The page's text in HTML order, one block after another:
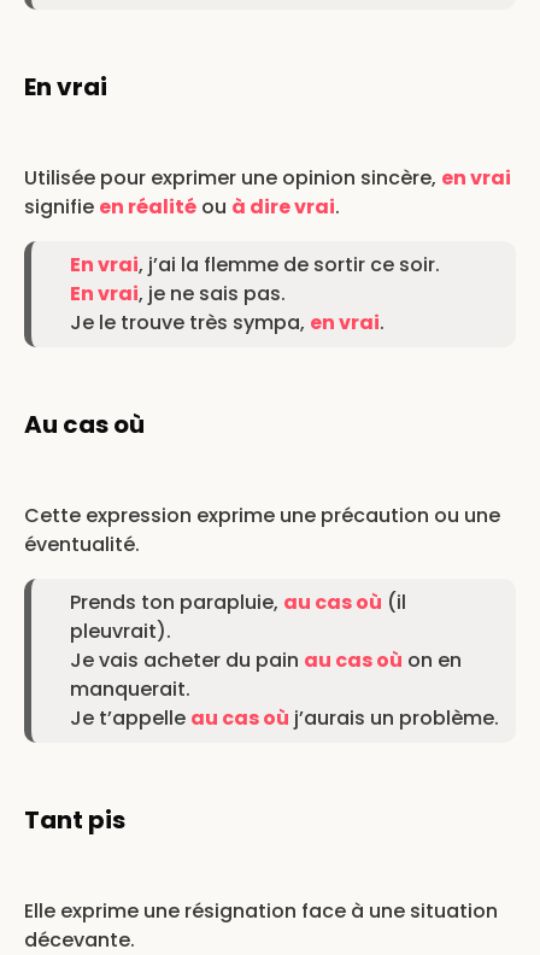
En vrai
Utilisée pour exprimer une opinion sincère, en vrai
signifie en réalité ou à dire vrai.
En vrai, j’ai la flemme de sortir ce soir.
En vrai, je ne sais pas.
Je le trouve très sympa, en vrai.
Au cas où
Cette expression exprime une précaution ou une
éventualité.
Prends ton parapluie, au cas où (il
pleuvrait).
Je vais acheter du pain au cas où on en
manquerait.
Je t’appelle au cas où j’aurais un problème.
Tant pis
Elle exprime une résignation face à une situation
décevante.